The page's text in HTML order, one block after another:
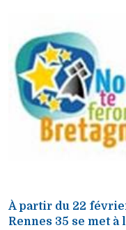
À partir du 22
Rennes 35 se met